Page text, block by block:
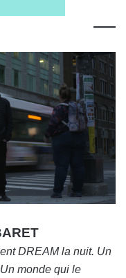
—
DREAM la nuit. Un
monde qui le